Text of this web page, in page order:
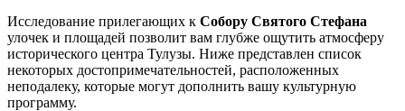
Исследование прилегающих к Собору Святого Стефана
улочек и площадей позволит вам глубже ощутить атмосферу
исторического центра Тулузы. Ниже представлен список
некоторых достопримечательностей, расположенных
неподалеку, которые могут дополнить вашу культурную
программу.